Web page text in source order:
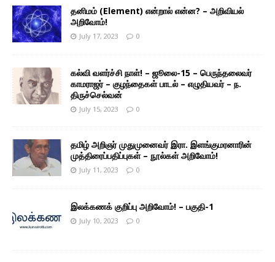
தனிமம் (Element) என்றால் என்ன? – அறிவியல்
அறிவோம்!
July 17, 2023 0
கல்வி வளர்ச்சி நாள்! – ஜூலை-15 – பெருந்தலைவர்
காமராஜர் – குழந்தைகள் பாடல் – எழுதியவர் – ந.
திருச்செல்வன்
July 15, 2023 0
தமிழ் அறிஞர் முதுமுனைவர் இரா. இளங்குமரனாரின்
முத்திரைப்பதிப்புகள் – நூல்கள் அறிவோம்!
July 11, 2023 0
இலக்கணக் குறிப்பு அறிவோம்! – பகுதி-1
July 10, 2023 0